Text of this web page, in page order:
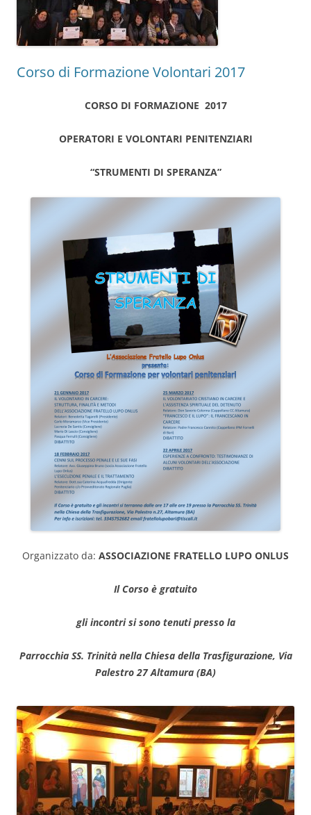
Corso di Formazione Volontari 2017
CORSO DI FORMAZIONE 2017
OPERATORI E VOLONTARI PENITENZIARI
“STRUMENTI DI SPERANZA”
Organizzato da: ASSOCIAZIONE FRATELLO LUPO ONLUS
Il Corso è gratuito
gli incontri si sono tenutipresso la
Parrocchia SS. Trinità nella Chiesa della Trasfigurazione, Via
Palestro 27 Altamura (BA)